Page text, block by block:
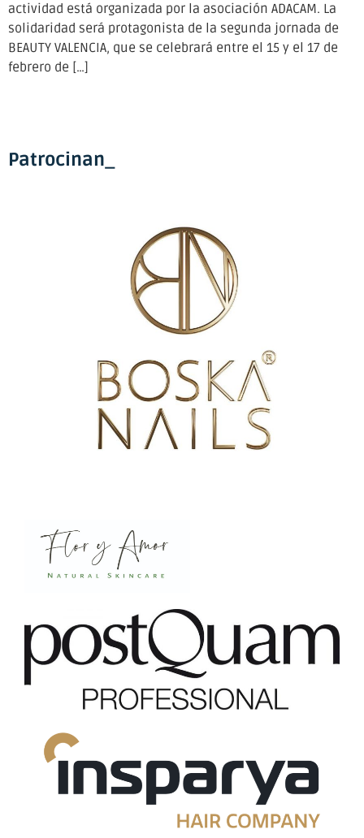
actividad está organizada por la asociación ADACAM. La
solidaridad será protagonista de la segunda jornada de
BEAUTY VALENCIA, que se celebrará entre el 15 y el 17 de
febrero de […]
Patrocinan_